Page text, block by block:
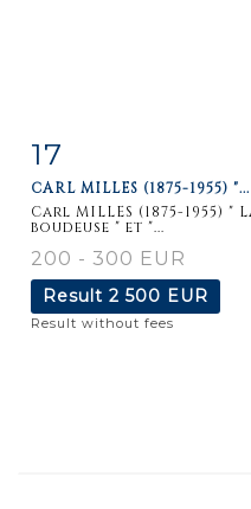
Item detail
17
CARL MILLES (1875-1955) "...
Carl MILLES (1875-1955) "
boudeuse " et "...
200 - 300 EUR
Result 2 500 EUR
Result without fees